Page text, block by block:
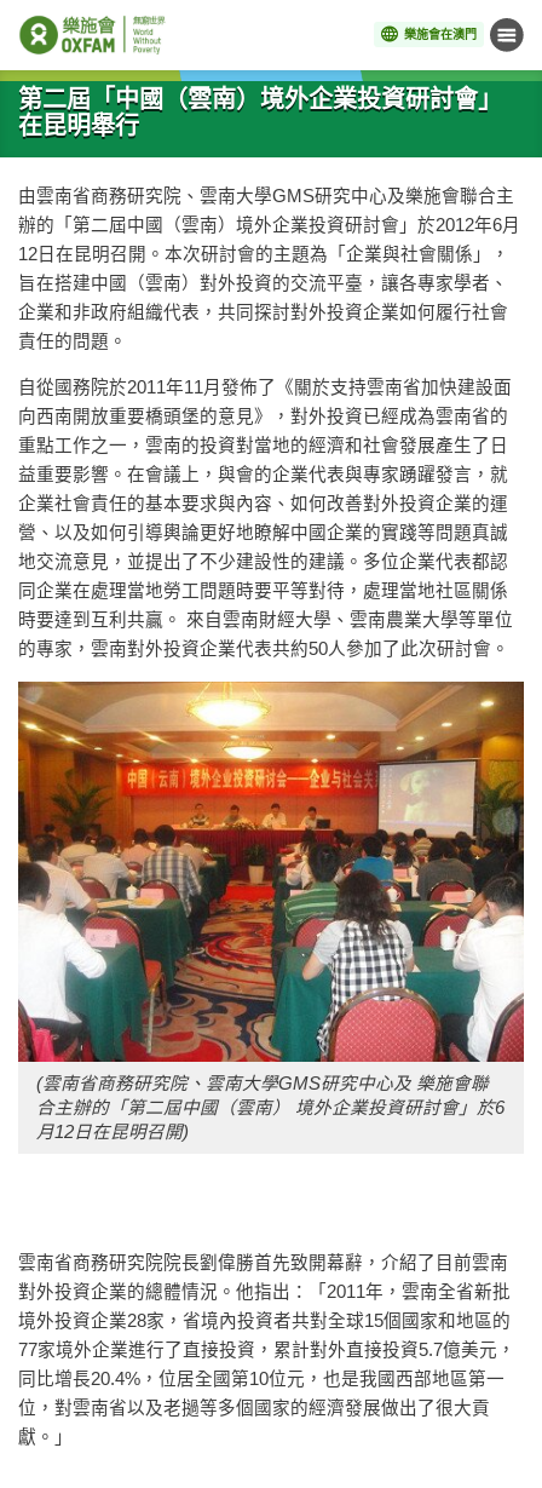
樂施會在澳門 目錄
開始主要內容
第二屆「中國（雲南）境外企業投資研討會」
在昆明舉行
由雲南省商務研究院、雲南大學GMS研究中心及樂施會聯合主
辦的「第二屆中國（雲南）境外企業投資研討會」於2012年6月
12日在昆明召開。本次研討會的主題為「企業與社會關係」，
旨在搭建中國（雲南）對外投資的交流平臺，讓各專家學者、
企業和非政府組織代表，共同探討對外投資企業如何履行社會
責任的問題。
自從國務院於2011年11月發佈了《關於支持雲南省加快建設面
向西南開放重要橋頭堡的意見》，對外投資已經成為雲南省的
重點工作之一，雲南的投資對當地的經濟和社會發展產生了日
益重要影響。在會議上，與會的企業代表與專家踴躍發言，就
企業社會責任的基本要求與內容、如何改善對外投資企業的運
營、以及如何引導輿論更好地瞭解中國企業的實踐等問題真誠
地交流意見，並提出了不少建設性的建議。多位企業代表都認
同企業在處理當地勞工問題時要平等對待，處理當地社區關係
時要達到互利共贏。 來自雲南財經大學、雲南農業大學等單位
的專家，雲南對外投資企業代表共約50人參加了此次研討會。
(雲南省商務研究院、雲南大學GMS研究中心及 樂施會聯
合主辦的「第二屆中國（雲南）
境外企業投資研討會」於6
月12日在昆明召開)
雲南省商務研究院院長劉偉勝首先致開幕辭，介紹了目前雲南
對外投資企業的總體情況。他指出：「2011年，雲南全省新批
境外投資企業28家，省境內投資者共對全球15個國家和地區的
77家境外企業進行了直接投資，累計對外直接投資5.7億美元，
同比增長20.4%，位居全國第10位元，也是我國西部地區第一
位，對雲南省以及老撾等多個國家的經濟發展做出了很大貢
獻。」